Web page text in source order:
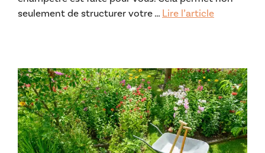
seulement de structurer votre … Lire l’article